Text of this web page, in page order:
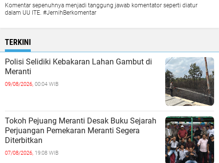
Komentar sepenuhnya menjadi tanggung jawab komentator seperti diatur
dalam UU ITE. #JernihBerkomentar
TERKINI
Polisi Selidiki Kebakaran Lahan Gambut di
Meranti
09/08/2026, 00:04 WIB
Tokoh Pejuang Meranti Desak Buku Sejarah
Perjuangan Pemekaran Meranti Segera
Diterbitkan
07/08/2026, 19:08 WIB